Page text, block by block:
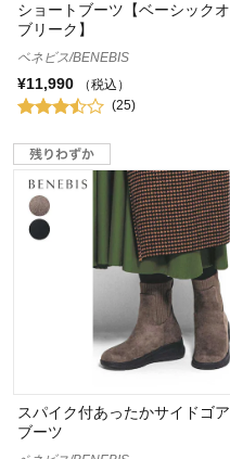
ショートブーツ【ベーシックオ
ブリーク】
ベネビス/BENEBIS
¥11,990
（税込）
(25)
スパイク付あったかサイドゴア
ブーツ